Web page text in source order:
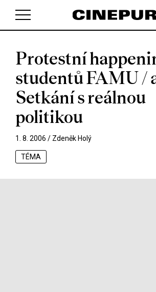
V košíku zatím
Protestní
studentů FAMU /
Setkání s reálnou
politikou
1. 8. 2006 / Zdeněk Holý
TÉMA